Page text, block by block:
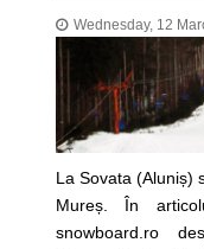
Wednesday, 12
La Sovata (Aluniș)
Mureș. În
snowboard.ro